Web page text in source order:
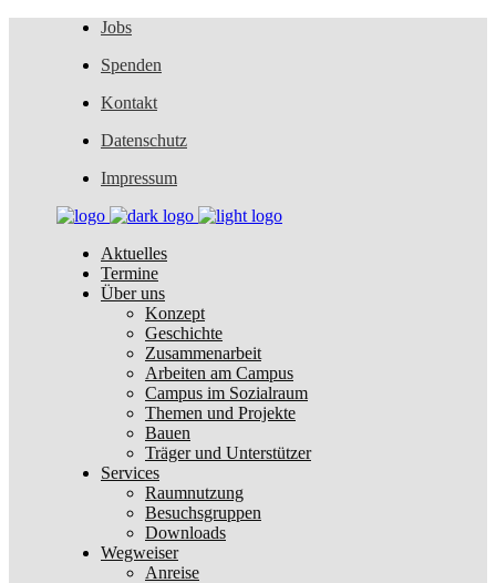
Jobs
Spenden
Kontakt
Datenschutz
Impressum
Aktuelles
Termine
Über uns
Konzept
Geschichte
Zusammenarbeit
Arbeiten am Campus
Campus im Sozialraum
Themen und Projekte
Bauen
Träger und Unterstützer
Services
Raumnutzung
Besuchsgruppen
Downloads
Wegweiser
Anreise